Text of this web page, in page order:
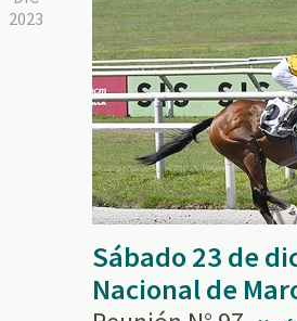
2023
Sábado 23 de
Nacional de